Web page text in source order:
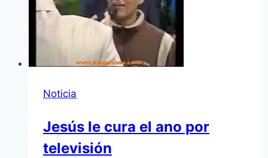
Noticia
Jesús le cura el ano por
televisión